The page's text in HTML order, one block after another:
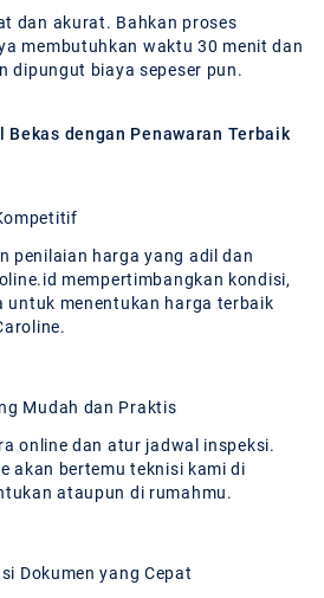
dan akurat. Bahkan proses
membutuhkan waktu 30 menit dan
dipungut biaya sepeser pun.
dengan Penawaran Terbaik
penilaian harga yang adil dan
mempertimbangkan kondisi,
untuk menentukan harga terbaik
Mudah dan Praktis
online dan atur jadwal inspeksi.
akan bertemu teknisi kami di
ataupun di rumahmu.
Dokumen yang Cepat